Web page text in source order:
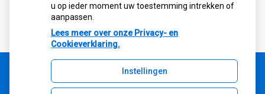
Uw Zorg Online|Beheer
u op ieder moment uw toestemming intrekken of
aanpassen.
Lees meer over onze Privacy- en
Cookieverklaring.
Instellingen